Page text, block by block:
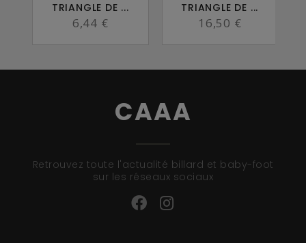
TRIANGLE DE ...
6,44 €
TRIANGLE DE ...
16,50 €
CAAA
Retrouvez toute l'actualité billard et baby-foot
sur les réseaux sociaux